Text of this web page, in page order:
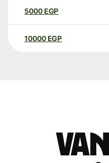
5000 EGP
10000 EGP